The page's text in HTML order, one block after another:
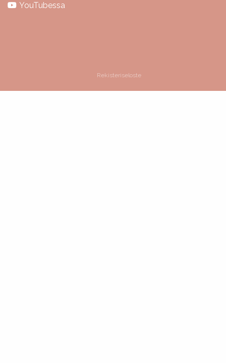
YouTubessa
Rekisteriseloste